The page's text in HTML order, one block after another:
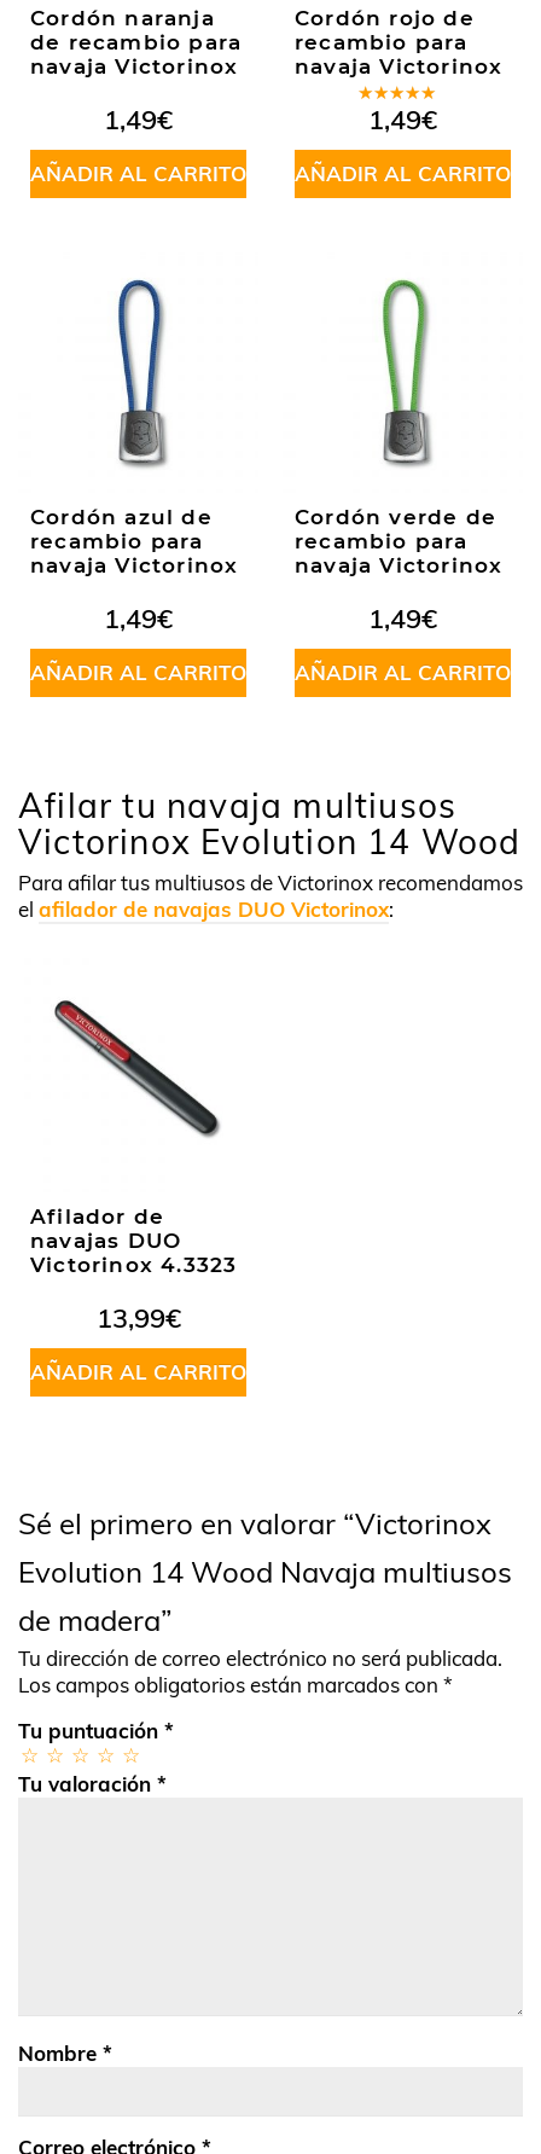
Cordón naranja
de recambio para
navaja Victorinox
1,49€
AÑADIR AL CARRITO
Cordón rojo de
recambio para
navaja Victorinox
Valorado
en5.00de
5
1,49€
AÑADIR AL CARRITO
Cordón azul de
recambio para
navaja Victorinox
1,49€
AÑADIR AL CARRITO
Cordón verde de
recambio para
navaja Victorinox
1,49€
AÑADIR AL CARRITO
Afilar tu navaja multiusos
Victorinox Evolution 14 Wood
Para afilar tus multiusos de Victorinox recomendamos
el afilador de navajas DUO Victorinox:
Afilador de
navajas DUO
Victorinox 4.3323
13,99€
AÑADIR AL CARRITO
Sé el primero en valorar “Victorinox
Evolution 14 Wood Navaja multiusos
de madera”
Tu dirección de correo electrónico no será publicada.
Los campos obligatorios están marcados con *
Tu puntuación *
Tu valoración *
Nombre *
Correo electrónico *